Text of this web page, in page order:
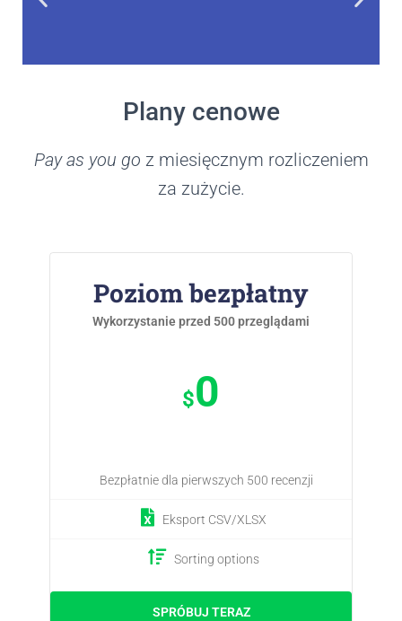
E-commerce
Platforms
Plany cenowe
Pay as you go z miesięcznym rozliczeniem
za zużycie.
Poziom bezpłatny
Wykorzystanie przed 500 przeglądami
$0
Bezpłatnie dla pierwszych 500 recenzji
Eksport CSV/XLSX
Sorting options
SPRÓBUJ TERAZ